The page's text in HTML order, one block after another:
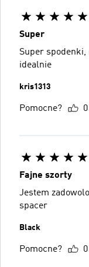
Super
Super
idealnie
kris1313
Pomocne? 0
Fajne szorty
Jestem
spacer
Black
Pomocne? 0